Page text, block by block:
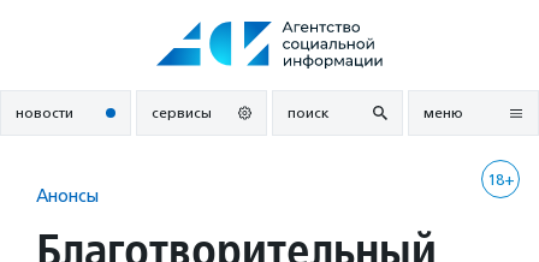
новости сервисы поиск меню
18+
Анонсы
Благотворительный